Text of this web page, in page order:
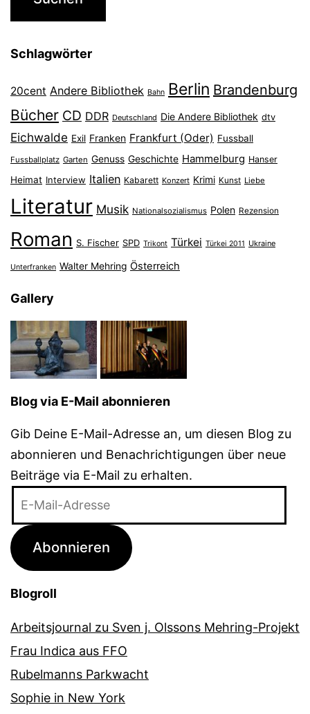
Schlagwörter
20cent Andere Bibliothek Bahn Berlin Brandenburg
Bücher CD DDR Deutschland Die Andere Bibliothek dtv
Eichwalde Exil Franken Frankfurt (Oder) Fussball
Fussballplatz Garten Genuss Geschichte Hammelburg Hanser
Heimat Interview Italien Kabarett Konzert Krimi Kunst Liebe
Literatur Musik Nationalsozialismus Polen Rezension
Roman S. Fischer SPD Trikont Türkei Türkei 2011 Ukraine
Unterfranken Walter Mehring Österreich
Gallery
Blog via E-Mail abonnieren
Gib Deine E-Mail-Adresse an, um diesen Blog zu
abonnieren und Benachrichtigungen über neue
Beiträge via E-Mail zu erhalten.
Adresse
Abonnieren
Blogroll
Arbeitsjournal zu Sven j. Olssons Mehring-Projekt
Frau Indica aus FFO
Rubelmanns Parkwacht
Sophie in New York